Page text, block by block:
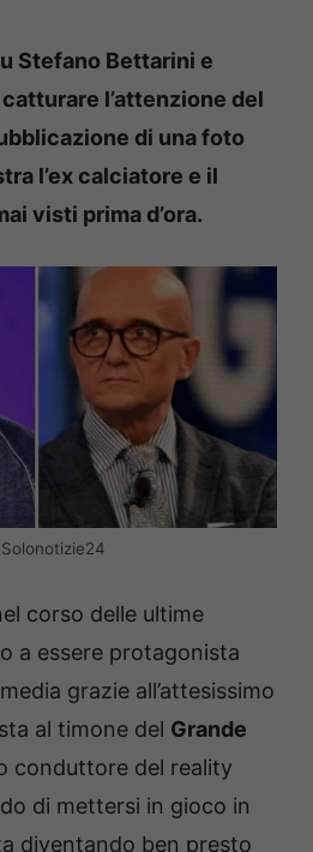
Stefano Bettarini e
l’attenzione del
di una foto
l’ex calciatore e il
visti prima d’ora.
corso delle ultime
a essere protagonista
grazie all’attesissimo
al timone del Grande
conduttore del reality
di mettersi in gioco in
diventando ben presto